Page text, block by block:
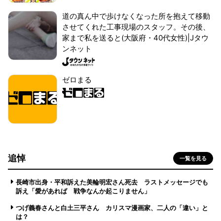
道の真ん中で歩けなくなった所を抱えて移動
させてくれた工事現場のスタッフ。その後、
家まで私を送ると(大阪府・40代女性)|Jタウ
ンネット
ゼロまる
追悼 一覧を見る
長崎市出身・平和訴えた美輪明宏さん死去 ラストメッセージでも
訴え「愛があれば 戦争なんか起こりません」
つげ義春さんと白土三平さん カリスマ漫画家、二人の「違い」と
は？